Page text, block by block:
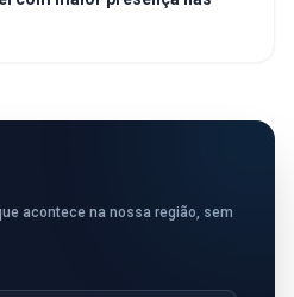
acontece na nossa região, sem